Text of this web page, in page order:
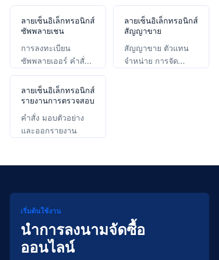
ลายเซ็นอิเล็กทรอนิกส์
ซัพพลายเชน
การลงทะเบียน
ซัพพลายเออร์ คำสั่ง
ซื้อ โลจิสติกส์ และ
การชำระเงิน
ลายเซ็นอิเล็กทรอนิกส์
สัญญาขาย
สัญญาขาย ตัวแทน
จำหน่าย การจัด
ลายเซ็นอิเล็กทรอนิกส์
รายงานการตรวจสอบ
คำสั่ง มอบตัวอย่าง
และออกรายงาน
เริ่มต้นใช้งาน
นำการลงนามจัดซื้อ
ออนไลน์